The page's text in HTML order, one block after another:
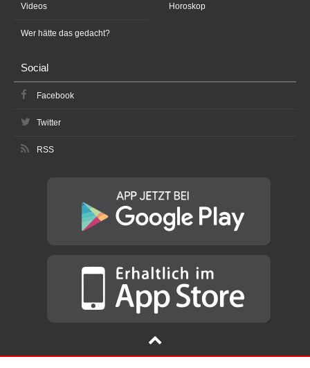
Videos
Wer hätte das gedacht?
Horoskop
Social
Facebook
Twitter
RSS